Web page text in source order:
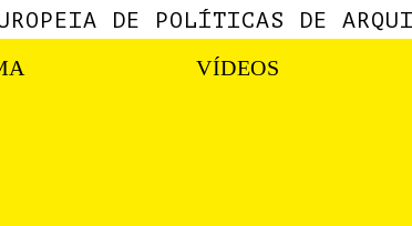
DE POLÍTICAS DE
VÍDEOS